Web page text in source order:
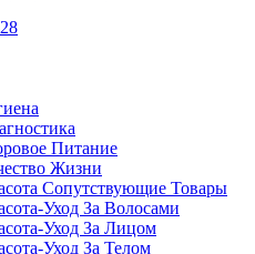
Питание
Жизни
Сопутствующие Товары
Уход За Волосами
Уход За Лицом
Уход За Телом